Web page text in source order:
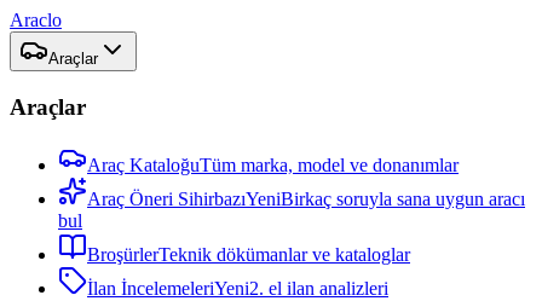
Araclo
Araçlar
Araçlar
Araç KataloğuTüm marka, model ve donanımlar
Araç Öneri SihirbazıYeniBirkaç soruyla sana uygun aracı
bul
BroşürlerTeknik dökümanlar ve kataloglar
İlan İncelemeleriYeni2. el ilan analizleri